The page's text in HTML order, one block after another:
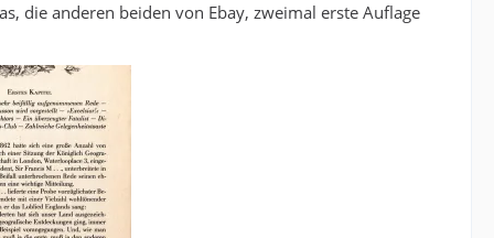
die anderen beiden von Ebay, zweimal erste Auflage